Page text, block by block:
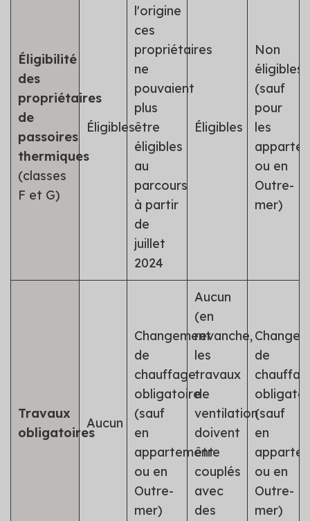
Éligibilité
des
propriétaires
de
passoires
thermiques
(classes
F et G)
Éligibles
l'origine
ces
propriétaires
ne
pouvaient
plus
être
éligibles
au
parcours
à partir
de
juillet
2024
Éligibles
Non
éligibles
(sauf
pour
les
ou en
Outre-
mer)
Travaux
obligatoires
Aucun
Changement
de
chauffage
obligatoire
(sauf
en
appartement
ou en
Outre-
mer)
Aucun
(en
revanche,
les
travaux
de
ventilation
doivent
être
couplés
avec
des
de
(sauf
en
ou en
Outre-
mer)